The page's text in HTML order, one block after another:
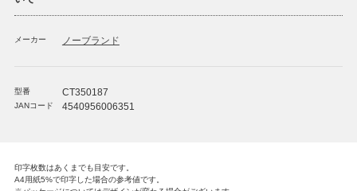
メーカー ノーブランド
型番 CT350187
JANコード 4540956006351
印字枚数はあくまでも目安です。
A4用紙5%で印字した場合の参考値です。